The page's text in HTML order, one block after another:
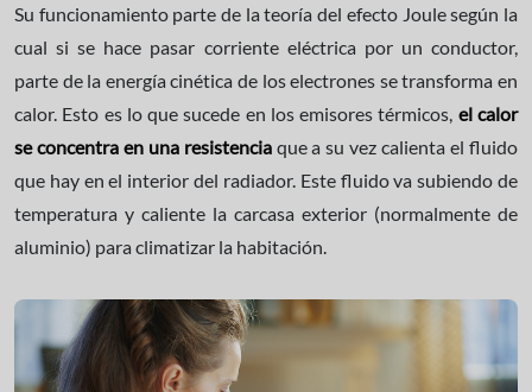
Su funcionamiento parte de la teoría del efecto Joule según la
cual si se hace pasar corriente eléctrica por un conductor,
parte de la energía cinética de los electrones se transforma en
calor. Esto es lo que sucede en los emisores térmicos, el calor
se concentra en una resistenciaque a su vez calienta el fluido
que hay en el interior del radiador. Este fluido va subiendo de
temperatura y caliente la carcasa exterior (normalmente de
aluminio) para climatizar la habitación.